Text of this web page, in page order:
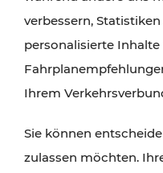
verbessern,
personalisierte Inhalte
Ihrem
Sie können
zulassen möchten.